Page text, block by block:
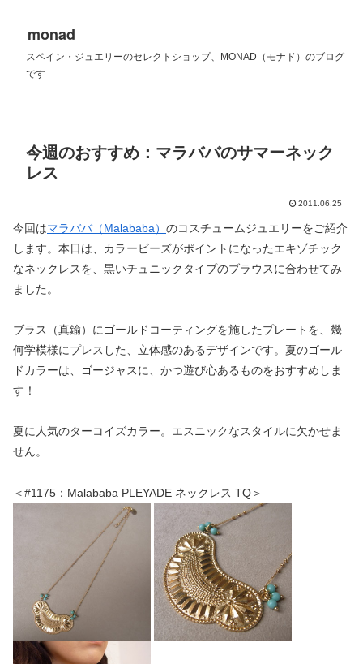
monad
スペイン・ジュエリーのセレクトショップ、MONAD（モナド）のブログ
です
今週のおすすめ：マラババのサマーネック
レス
2011.06.25
今回はマラババ（Malababa） のコスチュームジュエリーをご紹介
します。本日は、カラービーズがポイントになったエキゾチック
なネックレスを、黒いチュニックタイプのブラウスに合わせてみ
ました。
ブラス（真鍮）にゴールドコーティングを施したプレートを、幾
何学模様にプレスした、立体感のあるデザインです。夏のゴール
ドカラーは、ゴージャスに、かつ遊び心あるものをおすすめしま
す！
夏に人気のターコイズカラー。エスニックなスタイルに欠かせま
せん。
＜#1175：Malababa PLEYADE ネックレス TQ＞